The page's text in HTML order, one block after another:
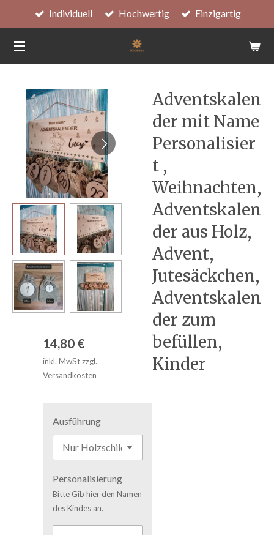
Hauptinhalt
springen
Individuell Hochwertig Einzigartig
Adventskalen
der mit Name
Personalisier
t ,
Weihnachten,
Adventskalen
der aus Holz,
Advent,
Jutesäckchen,
Adventskalen
der zum
befüllen,
Kinder
14,80 €
inkl. MwSt zzgl.
Versandkosten
Ausführung
Personalisierung
Bitte Gib hier den Namen
des Kindes an.